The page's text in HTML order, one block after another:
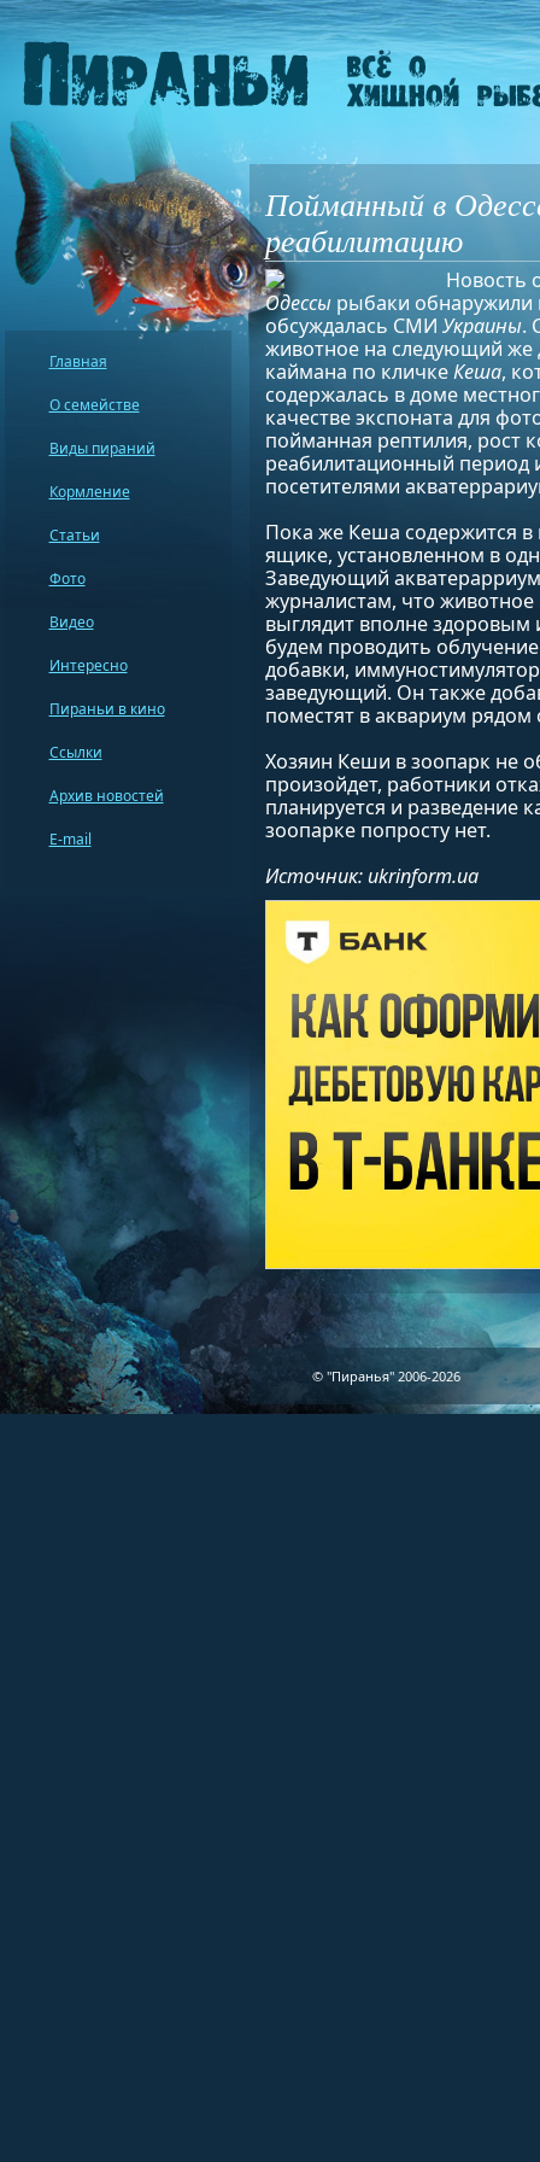
Пойманный в
реабилитацию
Новость
Одессырыбаки обнаружили
обсуждалась СМИ Украины.
животное на следующий же
каймана по кличкеКеша,
содержалась в доме
качестве экспоната для
пойманная рептилия, рост
реабилитационный период
посетителями
Пока же Кеша содержится в
ящике, установленном в
Заведующий
журналистам, что
выглядит вполне здоровым
будем проводить
добавки,
заведующий. Он также
поместят в аквариум
Хозяин Кеши в зоопарк не
произойдет, работники
планируется и разведение
зоопарке попросту нет.
Источник: ukrinform.ua
Главная
О семействе
Виды пираний
Кормление
Статьи
Фото
Видео
Интересно
Пираньи в кино
Ссылки
Архив новостей
E-mail
© "Пиранья" 2006-2026